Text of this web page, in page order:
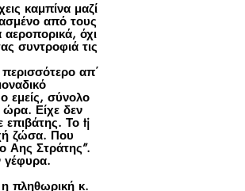
καμπίνα μαζί
από τους
όχι
συντροφιά τις
απ΄
εμείς, σύνολο
ώρα. Είχε δεν
επιβάτης. Το tj
ζώσα. Που
Αης Στράτης”.
γέφυρα.
πληθωρική κ.